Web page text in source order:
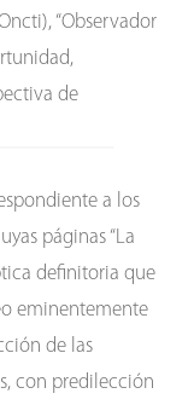
“Observador
de
a los
páginas “La
definitoria que
eminentemente
de las
con predilección